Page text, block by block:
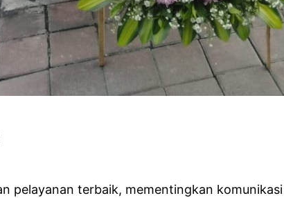
pelayanan terbaik, mementingkan